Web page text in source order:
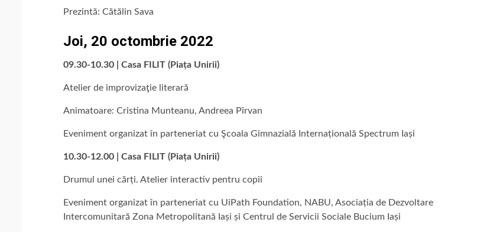
Prezintă: Cătălin Sava
Joi, 20 octombrie 2022
09.30-10.30 | Casa FILIT (Piața Unirii)
Atelier de improvizaţie literară
Animatoare: Cristina Munteanu, Andreea Pîrvan
Eveniment organizat în parteneriat cu Şcoala Gimnazială Internațională Spectrum Iași
10.30-12.00 | Casa FILIT (Piața Unirii)
Drumul unei cărți. Atelier interactiv pentru copii
Eveniment organizat în parteneriat cu UiPath Foundation, NABU, Asociația de Dezvoltare
Intercomunitară Zona Metropolitană Iași și Centrul de Servicii Sociale Bucium Iași